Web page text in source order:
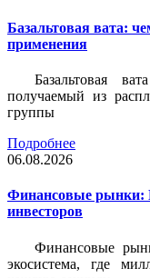
Базальтовая вата:
применения
Базальтовая
получаемый из
группы
Подробнее
06.08.2026
Финансовые рынки:
инвесторов
Финансовые
экосистема, где